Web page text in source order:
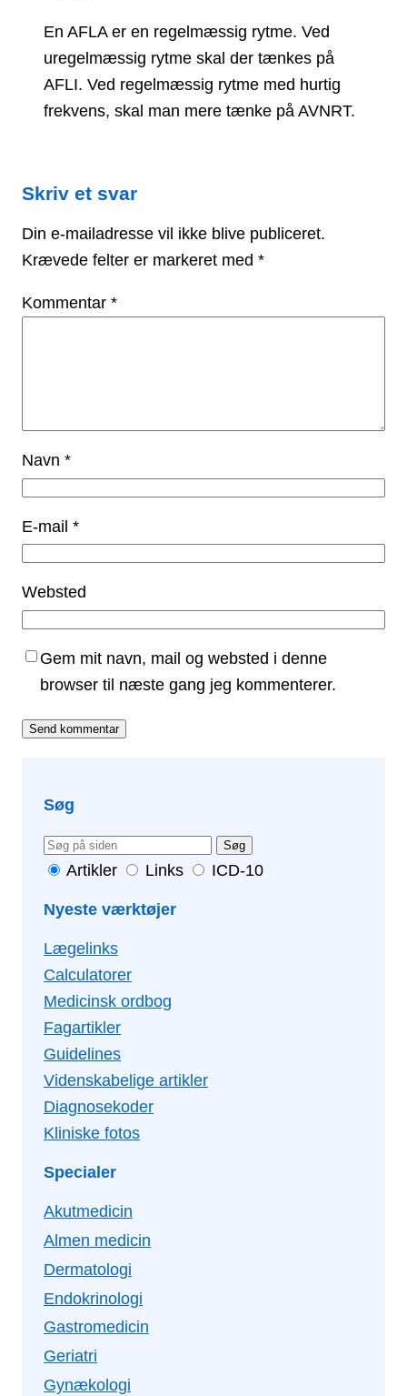
En AFLA er en regelmæssig rytme. Ved
uregelmæssig rytme skal der tænkes på
AFLI. Ved regelmæssig rytme med hurtig
frekvens, skal man mere tænke på AVNRT.
Skriv et svar
Din e-mailadresse vil ikke blive publiceret.
Krævede felter er markeret med *
Kommentar *
Navn *
E-mail *
Websted
Gem mit navn, mail og websted i denne
browser til næste gang jeg kommenterer.
Søg
Søg
Artikler Links ICD-10
Nyeste værktøjer
Lægelinks
Calculatorer
Medicinsk ordbog
Fagartikler
Guidelines
Videnskabelige artikler
Diagnosekoder
Kliniske fotos
Specialer
Akutmedicin
Almen medicin
Dermatologi
Endokrinologi
Gastromedicin
Geriatri
Gynækologi